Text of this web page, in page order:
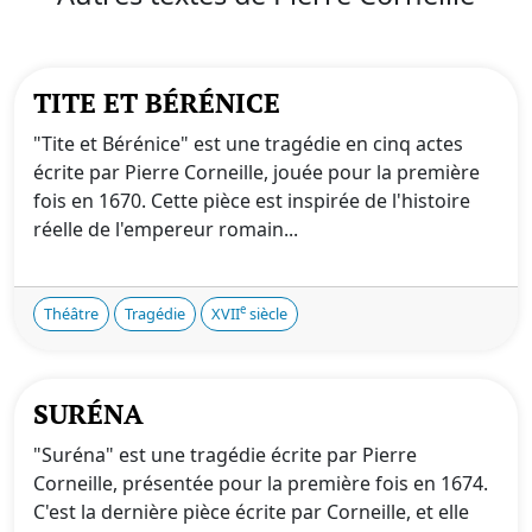
TITE ET BÉRÉNICE
"Tite et Bérénice" est une tragédie en cinq actes
écrite par Pierre Corneille, jouée pour la première
fois en 1670. Cette pièce est inspirée de l'histoire
réelle de l'empereur romain...
Théâtre Tragédie XVIIe siècle
SURÉNA
"Suréna" est une tragédie écrite par Pierre
Corneille, présentée pour la première fois en 1674.
C'est la dernière pièce écrite par Corneille, et elle